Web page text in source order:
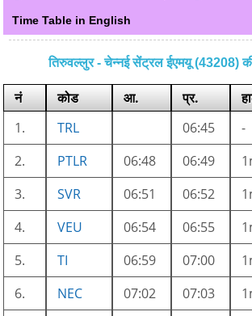
Time Table in English
तिरुवल्लुर - चेन्नई सेंट्रल ईएमयू (43208)
नं कोड आ. प्र.
1.
TRL 06:45 -
2.
PTLR 06:48 06:49
3.
SVR 06:51 06:52
4.
VEU 06:54 06:55
5.
TI 06:59 07:00
6.
NEC 07:02 07:03